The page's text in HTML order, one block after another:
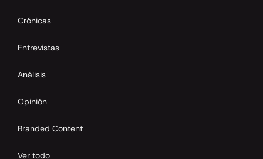
Crónicas
Entrevistas
Análisis
Opinión
Branded Content
Ver todo